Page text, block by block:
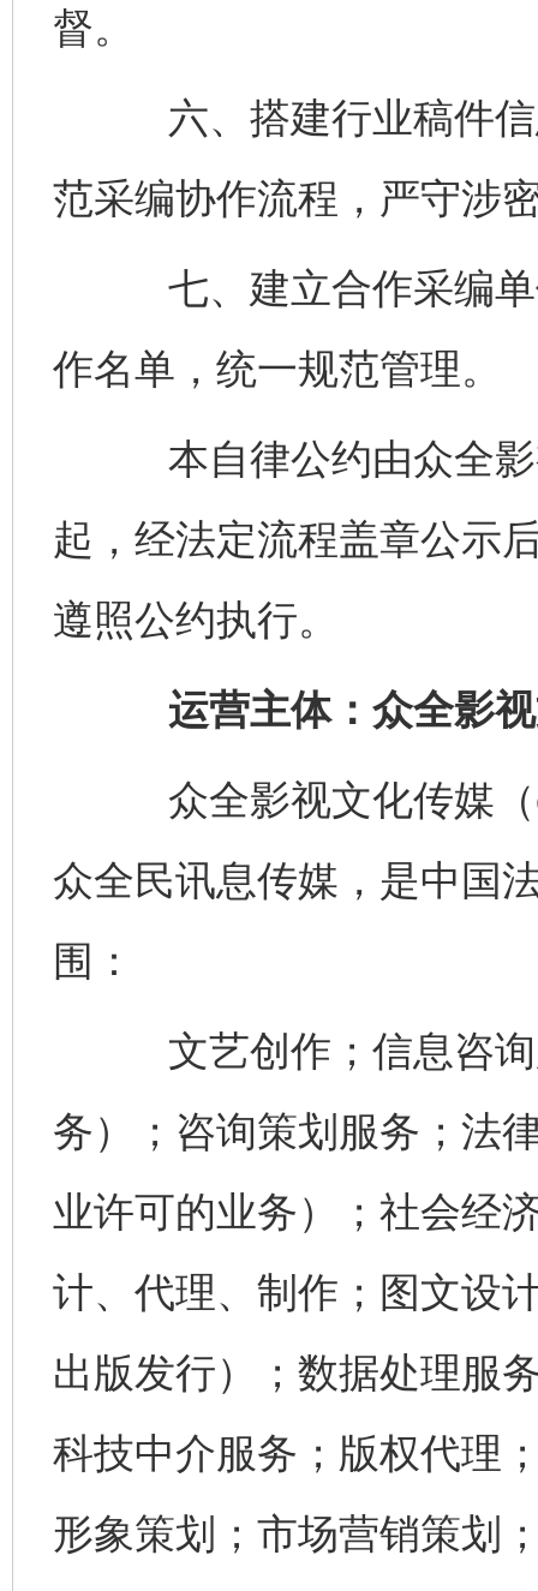
督。
六、搭建行业稿件信
范采编协作流程，严守涉
七、建立合作采编单
作名单，统一规范管理。
本自律公约由众全影
起，经法定流程盖章公示
遵照公约执行。
运营主体：众全影视
众全影视文化传媒（
众全民讯息传媒，是中国
围：
文艺创作；信息咨询
务）；咨询策划服务；法
业许可的业务）；社会经
计、代理、制作；图文设
出版发行）；数据处理服
科技中介服务；版权代理
形象策划；市场营销策划